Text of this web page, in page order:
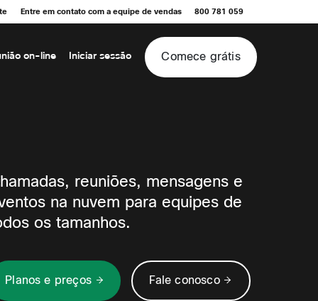
Entre em contato com a equipe de vendas 800 781 059
on-line Iniciar sessão Comece grátis
reuniões, mensagens e
na nuvem para equipes de
os tamanhos.
Planos e preços Fale conosco